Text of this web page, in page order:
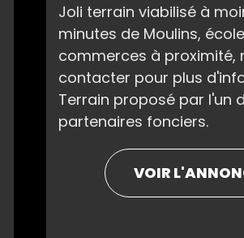
Joli terrain viabilisé à
minutes de Moulins,
commerces à proximité,
contacter pour plus
Terrain proposé par l'un
partenaires fonciers.
VOIR